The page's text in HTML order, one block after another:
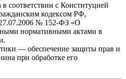
соответствии с Конституцией
кодексом РФ,
№ 152-ФЗ «О
нормативными актами в
— обеспечение защиты прав и
при обработке его